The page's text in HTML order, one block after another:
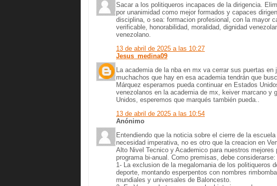
Sacar a los politiqueros incapaces de la dirigencia.
por unanimidad como mejor formados y capaces
disciplina, o sea: formacion profesional, con la mayor
verificable, honorabilidad, moralidad, dignidad
venezolano.
13 de abril de 2025 a las 10:27
Jesus_medina09
La academia de la nba en mx va cerrar sus puertas
muchachos que hay en esa academia tendrán que
Márquez esperamos pueda continuar en Estados
venezolanos en la academia de mx, keiver marcano y
Unidos, esperemos que marqués también pueda..
13 de abril de 2025 a las 10:54
Anónimo
Entendiendo que la noticia sobre el cierre de la
necesidad imperativa, no es otro que la creacion en
Alto Nivel Tecnico y Academico para nuestros
programa bi-anual. Como premisas, debe considerarse:
1- La exclusion de la megalomania de los politiqueros
deporte, montando esperpentos con nombres
mundiales y universales de Baloncesto.